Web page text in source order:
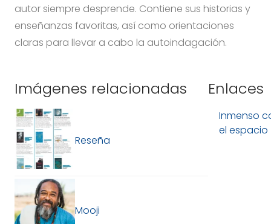
autor siempre desprende. Contiene sus historias y
enseñanzas favoritas, así como orientaciones
claras para llevar a cabo la autoindagación.
Imágenes relacionadas
Reseña
Mooji
Enlaces
Inmenso
el espacio